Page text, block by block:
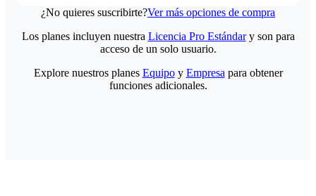
¿No quieres suscribirte?Ver más opciones de compra
Los planes incluyen nuestra Licencia Pro Estándary son para
acceso de un solo usuario.
Explore nuestros planes Equipoy Empresa para obtener
funciones adicionales.